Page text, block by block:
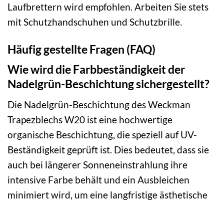
Laufbrettern wird empfohlen. Arbeiten Sie stets
mit Schutzhandschuhen und Schutzbrille.
Häufig gestellte Fragen (FAQ)
Wie wird die Farbbeständigkeit der
Nadelgrün-Beschichtung sichergestellt?
Die Nadelgrün-Beschichtung des Weckman
Trapezblechs W20 ist eine hochwertige
organische Beschichtung, die speziell auf UV-
Beständigkeit geprüft ist. Dies bedeutet, dass sie
auch bei längerer Sonneneinstrahlung ihre
intensive Farbe behält und ein Ausbleichen
minimiert wird, um eine langfristige ästhetische